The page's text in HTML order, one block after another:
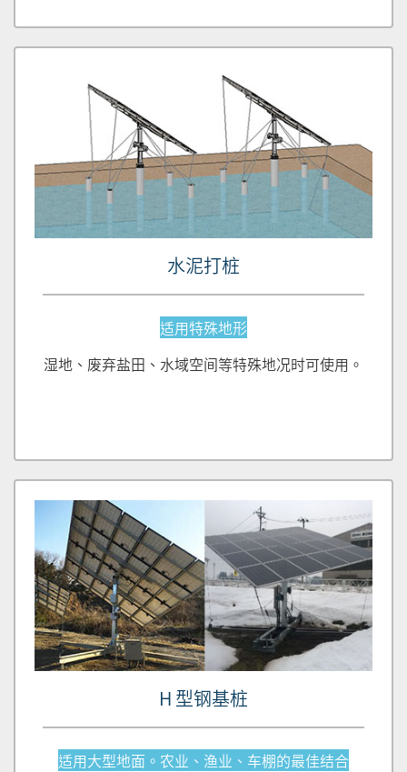
水泥打桩
适用特殊地形
湿地、废弃盐田、水域空间等特殊地况时可使用。
H 型钢基桩
适用大型地面。农业、渔业、车棚的最佳结合